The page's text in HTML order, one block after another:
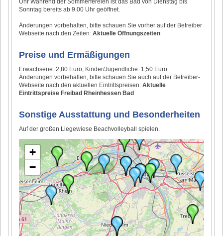
Sonntag bereits ab 9.00 Uhr geöffnet.
Änderungen vorbehalten, bitte schauen Sie vorher auf der Betreiber
Webseite nach den Zeiten:Aktuelle Öffnungszeiten
Preise und Ermäßigungen
Erwachsene: 2,80 Euro, Kinder/Jugendliche: 1,50 Euro
Änderungen vorbehalten, bitte schauen Sie auch auf der Betreiber-
Webseite nach den aktuellen Eintrittspreisen:Aktuelle
Eintrittspreise Freibad Rheinhessen Bad
Sonstige Ausstattung und Besonderheiten
Auf der großen Liegewiese Beachvolleyball spielen.
+
−